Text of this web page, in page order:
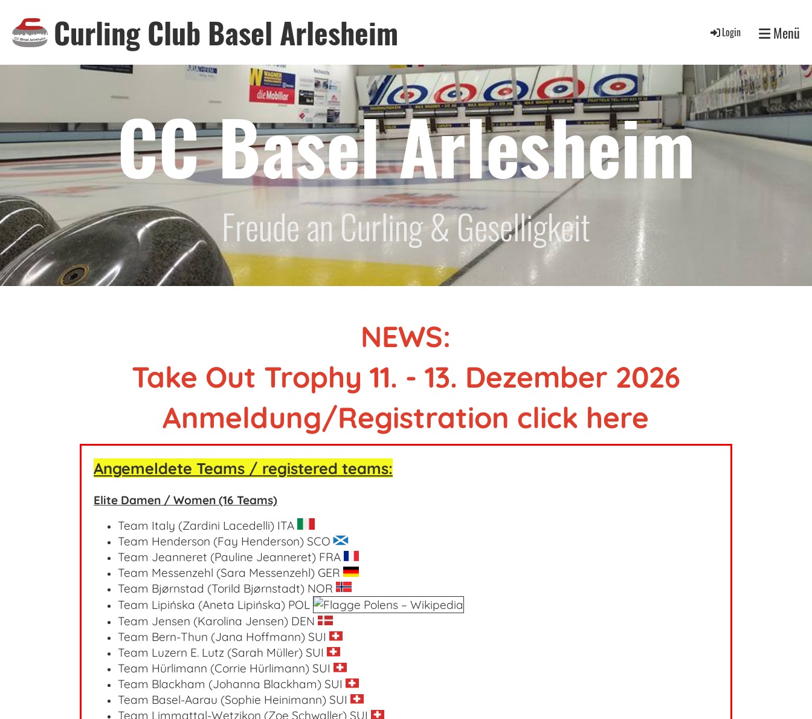
Curling Club Basel Arlesheim Login Menü
CC Basel Arlesheim
Freude an Curling & Geselligkeit
NEWS:
Take Out Trophy 11. - 13. Dezember 2026
Anmeldung/Registration click here
Angemeldete Teams / registered teams:
Elite Damen / Women (16 Teams)
Team Italy (Zardini Lacedelli) ITA
Team Henderson (Fay Henderson) SCO
Team Jeanneret (Pauline Jeanneret) FRA
Team Messenzehl (Sara Messenzehl) GER
Team Bjørnstad (Torild Bjørnstadt) NOR
Team Lipińska (Aneta Lipińska) POL
Team Jensen (Karolina Jensen) DEN
Team Bern-Thun (Jana Hoffmann) SUI
Team Luzern E. Lutz (Sarah Müller) SUI
Team Hürlimann (Corrie Hürlimann) SUI
Team Blackham (Johanna Blackham) SUI
Team Basel-Aarau (Sophie Heinimann) SUI
Team Limmattal-Wetzikon (Zoe Schwaller) SUI